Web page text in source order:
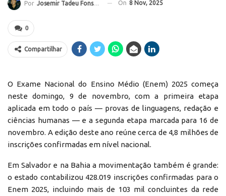
Por Josemir Tadeu Fonseca On 8 Nov, 2025
0
Compartilhar
O Exame Nacional do Ensino Médio (Enem) 2025 começa
neste domingo, 9 de novembro, com a primeira etapa
aplicada em todo o país — provas de linguagens, redação e
ciências humanas — e a segunda etapa marcada para 16 de
novembro. A edição deste ano reúne cerca de 4,8 milhões de
inscrições confirmadas em nível nacional.
Em Salvador e na Bahia a movimentação também é grande:
o estado contabilizou 428.019 inscrições confirmadas para o
Enem 2025, incluindo mais de 103 mil concluintes da rede